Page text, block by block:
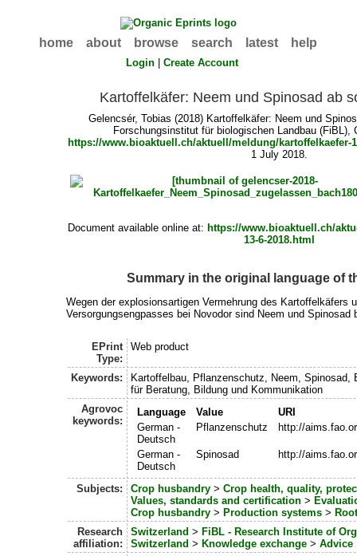
home about browse search latest help
Login |Create Account
Kartoffelkäfer: Neem und Spinosad ab
Gelencsér, Tobias (2018) Kartoffelkäfer: Neem und
Forschungsinstitut für biologischen Landbau (FiBL),
https://www.bioaktuell.ch/aktuell/meldung/kartoffelkaefer-
1 July 2018.
Document available online at: https://www.bioaktuell.ch/
13-6-2018.html
Summary in the original language of
Wegen der explosionsartigen Vermehrung des Kartoffelkäfers
Versorgungsengpasses bei Novodor sind Neem und
EPrint
Type:
Web product
Keywords:
Kartoffelbau, Pflanzenschutz, Neem, Spinosad,
für Beratung, Bildung und Kommunikation
Agrovoc
keywords:
Language Value
URI
German -
Deutsch
Pflanzenschutz http://
German -
Deutsch
Spinosad http://
Subjects: Crop husbandry> Crop health, quality,
Values, standards and certification>
Crop husbandry> Production systems>
Research
affiliation:
Switzerland > FiBL - Research Institute of
Switzerland > Knowledge exchange> Advice